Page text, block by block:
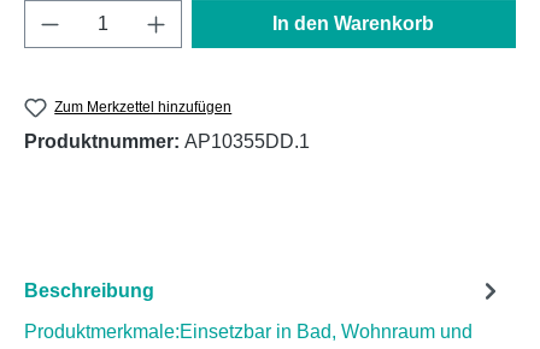
Produkt Anzahl: Gib den gewünschten
In den Warenkorb
Zum Merkzettel hinzufügen
Produktnummer: AP10355DD.1
Beschreibung
Produktmerkmale:Einsetzbar in Bad, Wohnraum und